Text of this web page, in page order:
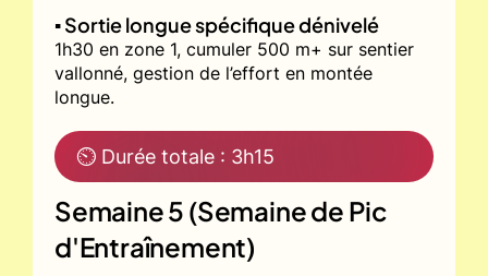
▪️ Sortie longue spécifique dénivelé
1h30 en zone 1, cumuler 500 m+ sur sentier
vallonné, gestion de l’effort en montée
longue.
⏲ Durée totale : 3h15
Semaine 5 (Semaine de Pic
d'Entraînement)